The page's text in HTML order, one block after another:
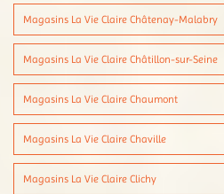
Magasins La Vie Claire Châtenay-Malabry
Magasins La Vie Claire Châtillon-sur-Seine
Magasins La Vie Claire Chaumont
Magasins La Vie Claire Chaville
Magasins La Vie Claire Clichy